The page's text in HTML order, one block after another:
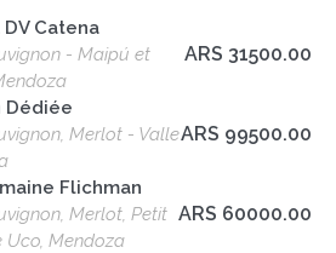
Catena
- Maipú et
ARS 31500.00
Dédiée
Merlot - ValleARS 99500.00
Flichman
Merlot, Petit
Uco, Mendoza
ARS 60000.00